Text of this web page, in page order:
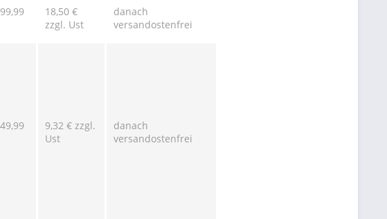
18,50 €
zzgl. Ust
danach
versandostenfrei
9,32 € zzgl.
Ust
danach
versandostenfrei